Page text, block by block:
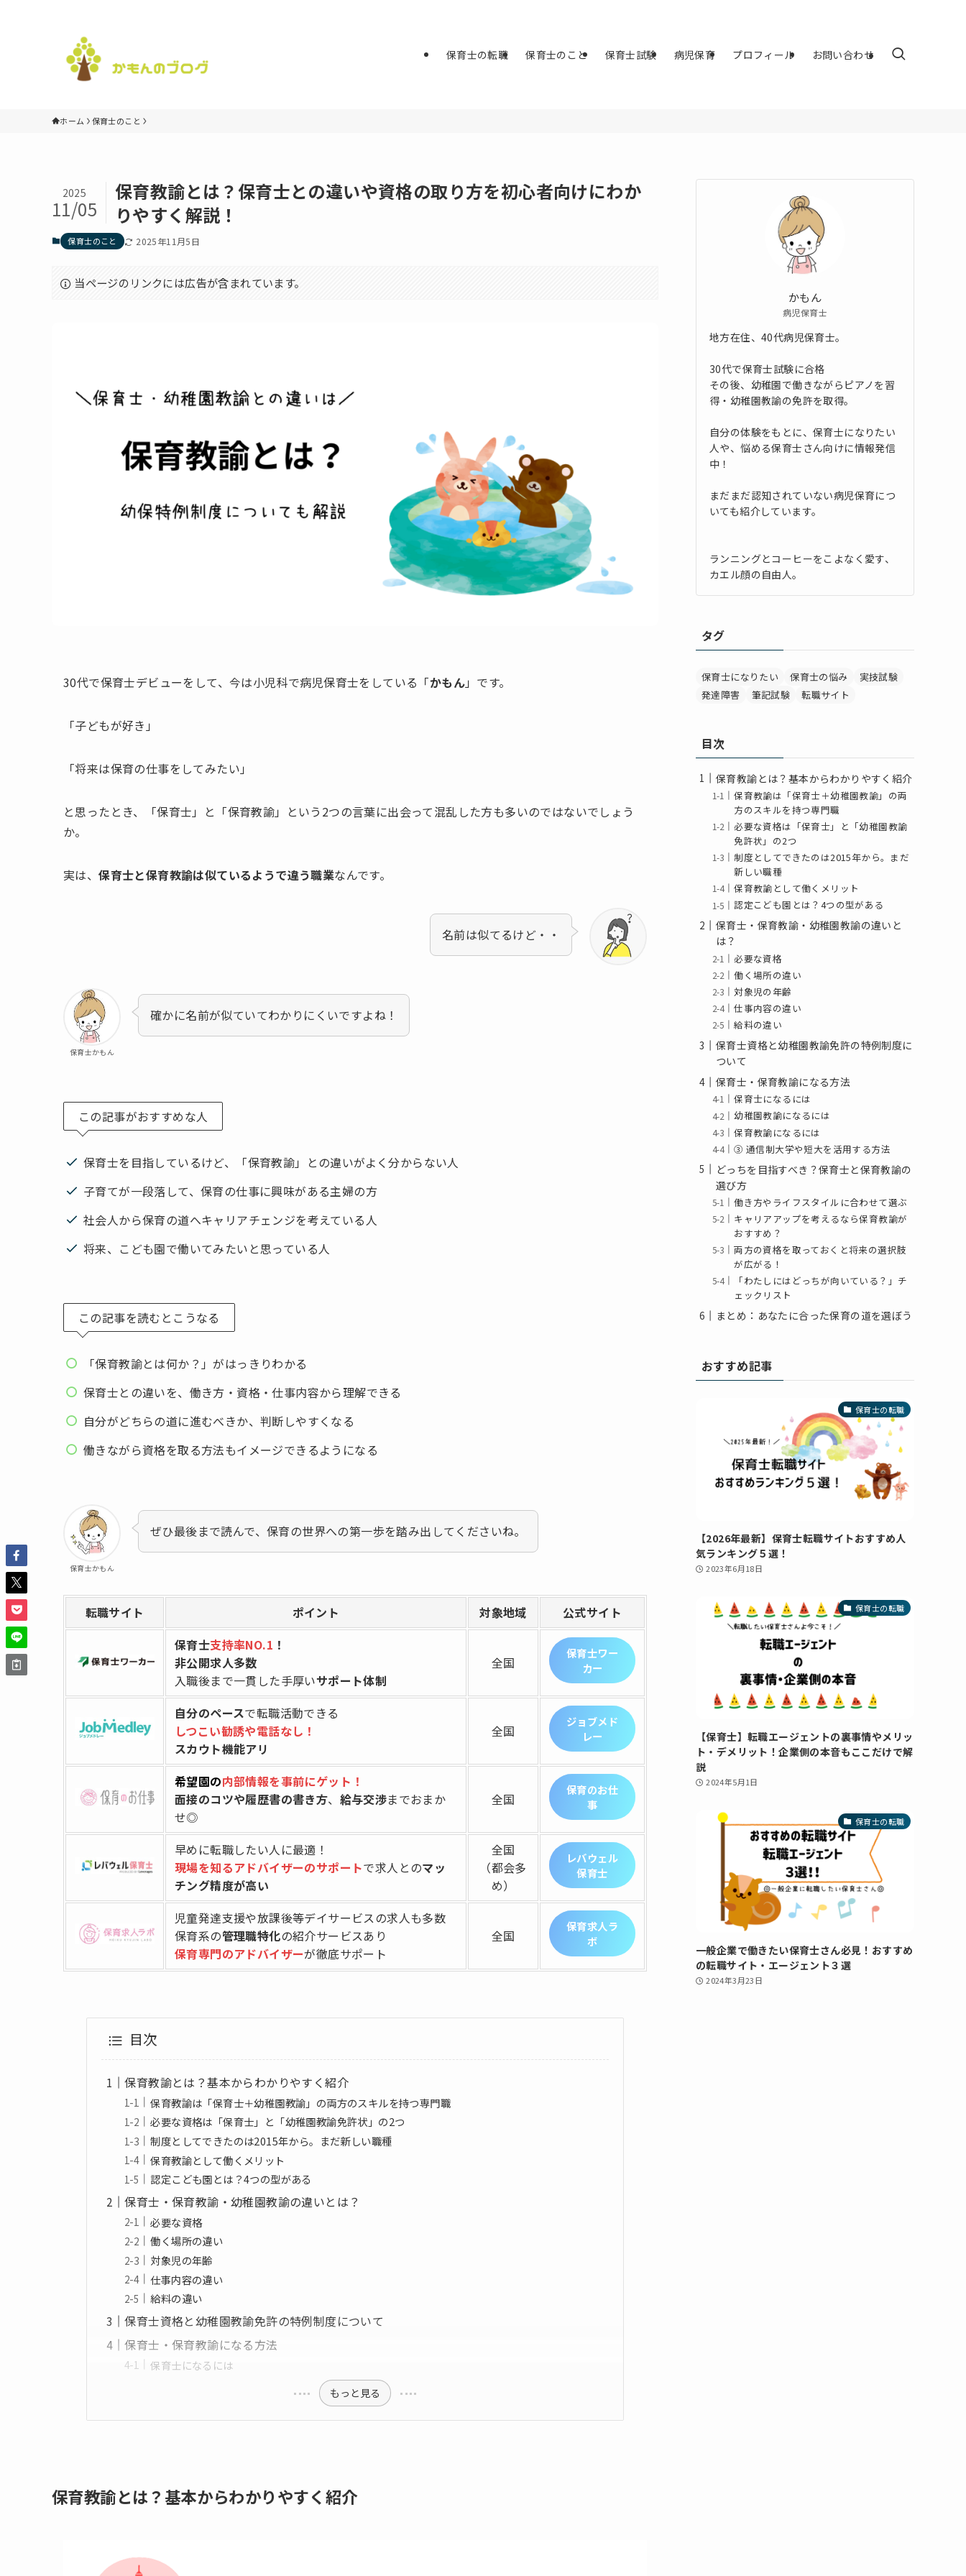
保育士の転職 保育士のこと 保育士試験 病児保育 プロフィール お問い合わせ
ホーム 保育士のこと
保育教諭とは？保育士との違いや資格の取り方を初心者向けにわか
りやすく解説！
2025
11/05
保育士のこと 2025年11月5日
当ページのリンクには広告が含まれています。
30代で保育士デビューをして、今は小児科で病児保育士をしている「かもん」です。
「子どもが好き」
「将来は保育の仕事をしてみたい」
と思ったとき、「保育士」と「保育教諭」という2つの言葉に出会って混乱した方も多いのではないでしょう
か。
実は、保育士と保育教諭は似ているようで違う職業なんです。
名前は似てるけど・・
保育士かもん
確かに名前が似ていてわかりにくいですよね！
この記事がおすすめな人
保育士を目指しているけど、「保育教諭」との違いがよく分からない人
子育てが一段落して、保育の仕事に興味がある主婦の方
社会人から保育の道へキャリアチェンジを考えている人
将来、こども園で働いてみたいと思っている人
この記事を読むとこうなる
「保育教諭とは何か？」がはっきりわかる
保育士との違いを、働き方・資格・仕事内容から理解できる
自分がどちらの道に進むべきか、判断しやすくなる
働きながら資格を取る方法もイメージできるようになる
保育士かもん
ぜひ最後まで読んで、保育の世界への第一歩を踏み出してくださいね。
転職サイト ポイント 対象地域
公式サイト
保育士支持率NO.1 ！
非公開求人多数
入職後まで一貫した手厚いサポート体制
全国
保育士ワー
カー
自分のペースで転職活動できる
しつこい勧誘や電話なし！
スカウト機能アリ
全国
ジョブメド
レー
希望園の内部情報を事前にゲット！
面接のコツや履歴書の書き方、 給与交渉までおまか
せ◎
全国
保育のお仕
事
早めに転職したい人に最適！
現場を知るアドバイザーのサポートで求人とのマッ
チング精度が高い
全国
（都会多
め）
レバウェル
保育士
児童発達支援や放課後等デイサービスの求人も多数
保育系の管理職特化の紹介サービスあり
保育専門のアドバイザーが徹底サポート
全国
保育求人ラ
ボ
目次
保育教諭とは？基本からわかりやすく紹介
保育教諭は「保育士＋幼稚園教諭」の両方のスキルを持つ専門職
必要な資格は「保育士」と「幼稚園教諭免許状」の2つ
制度としてできたのは2015年から。まだ新しい職種
保育教諭として働くメリット
認定こども園とは？4つの型がある
保育士・保育教諭・幼稚園教諭の違いとは？
必要な資格
働く場所の違い
対象児の年齢
仕事内容の違い
給料の違い
保育士資格と幼稚園教諭免許の特例制度について
保育士・保育教諭になる方法
保育士になるには
もっと見る
保育教諭とは？基本からわかりやすく紹介
かもん
病児保育士
地方在住、40代病児保育士。
30代で保育士試験に合格
その後、幼稚園で働きながらピアノを習
得・幼稚園教諭の免許を取得。
自分の体験をもとに、保育士になりたい
人や、悩める保育士さん向けに情報発信
中！
まだまだ認知されていない病児保育につ
いても紹介しています。
ランニングとコーヒーをこよなく愛す、
カエル顔の自由人。
タグ
保育士になりたい 保育士の悩み
実技試験
発達障害
筆記試験 転職サイト
目次
保育教諭とは？基本からわかりやすく紹介
保育教諭は「保育士＋幼稚園教諭」の両
方のスキルを持つ専門職
必要な資格は「保育士」と「幼稚園教諭
免許状」の2つ
制度としてできたのは2015年から。まだ
新しい職種
保育教諭として働くメリット
認定こども園とは？4つの型がある
保育士・保育教諭・幼稚園教諭の違いと
は？
必要な資格
働く場所の違い
対象児の年齢
仕事内容の違い
給料の違い
保育士資格と幼稚園教諭免許の特例制度に
ついて
保育士・保育教諭になる方法
保育士になるには
幼稚園教諭になるには
保育教諭になるには
③ 通信制大学や短大を活用する方法
どっちを目指すべき？保育士と保育教諭の
選び方
働き方やライフスタイルに合わせて選ぶ
キャリアアップを考えるなら保育教諭が
おすすめ？
両方の資格を取っておくと将来の選択肢
が広がる！
「わたしにはどっちが向いている？」チ
ェックリスト
まとめ：あなたに合った保育の道を選ぼう
おすすめ記事
保育士の転職
【2026年最新】保育士転職サイトおすすめ人
気ランキング５選！
2023年6月18日
保育士の転職
【保育士】転職エージェントの裏事情やメリッ
ト・デメリット！企業側の本音もここだけで解
説
2024年5月1日
保育士の転職
一般企業で働きたい保育士さん必見！おすすめ
の転職サイト・エージェント３選
2024年3月23日